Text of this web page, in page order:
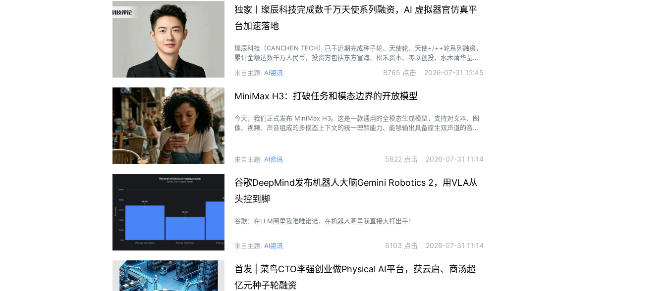
独家丨璨辰科技完成数千万天使系列融资，AI 虚拟器官仿真平
台加速落地
璨辰科技（CANCHEN TECH）已于近期完成种子轮、天使轮、天使+/++轮系列融资，
累计金额达数千万人民币，投资方包括东方富海、松禾资本、零以创投、水木清华基
来自主题: AI资讯 8765 点击 2026-07-31 12:45
MiniMax H3：打破任务和模态边界的开放模型
今天，我们正式发布 MiniMax H3。这是一款通用的全模态生成模型，支持对文本、图
像、视频、声音组成的多模态上下文的统一理解能力、能够输出具备原生双声道的音视
来自主题: AI资讯 5822 点击 2026-07-31 11:14
谷歌DeepMind发布机器人大脑Gemini Robotics 2，用VLA从
头控到脚
谷歌：在LLM圈里我唯唯诺诺，在机器人圈里我直接大打出手！
来自主题: AI资讯 6103 点击 2026-07-31 11:14
首发 | 菜鸟CTO李强创业做Physical AI平台，获云启、商汤超
亿元种子轮融资